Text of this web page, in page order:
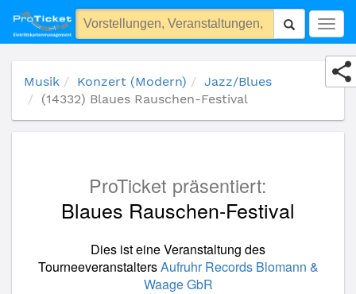
(14332) Blaues Rauschen-Festival
Musik Konzert (Modern)
Jazz/Blues
(14332) Blaues Rauschen-Festival
ProTicket präsentiert:
Blaues Rauschen-Festival
Dies ist eine Veranstaltung des
TourneeveranstaltersAufruhr Records Blomann &
Waage GbR